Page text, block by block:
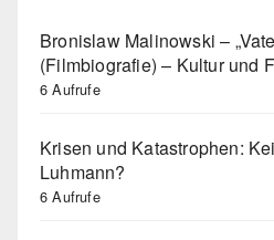
Bronislaw Malinowski –
(Filmbiografie) – Kultur und
6 Aufrufe
Krisen und Katastrophen:
Luhmann?
6 Aufrufe